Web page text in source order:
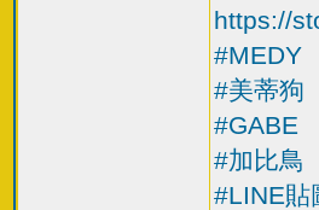
https://
#MEDY
#美蒂狗
#GABE
#加比鳥
#LINE貼